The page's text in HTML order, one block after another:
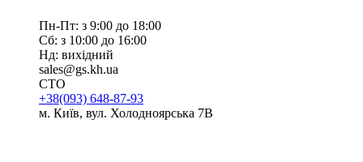
Пн-Пт: з 9:00 до 18:00
Сб: з 10:00 до 16:00
Нд: вихідний
sales@gs.kh.ua
СТО
+38(093) 648-87-93
м. Київ, вул. Холодноярська 7В